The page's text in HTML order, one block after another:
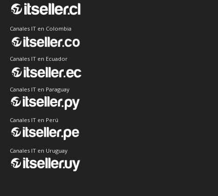
Canales IT en Colombia
Canales IT en Ecuador
Canales IT en Paraguay
Canales IT en Perú
Canales IT en Uruguay